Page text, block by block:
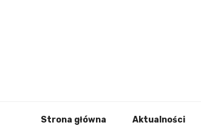
Strona główna Aktualności